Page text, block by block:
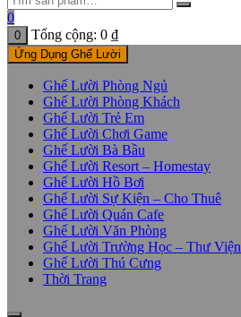
0
0 Tổng cộng: 0 ₫
Ứng Dụng Ghế Lười
Ghế Lười Phòng Ngủ
Ghế Lười Phòng Khách
Ghế Lười Trẻ Em
Ghế Lười Chơi Game
Ghế Lười Bà Bầu
Ghế Lười Resort – Homestay
Ghế Lười Hồ Bơi
Ghế Lười Sự Kiện – Cho Thuê
Ghế Lười Quán Cafe
Ghế Lười Văn Phòng
Ghế Lười Trường Học – Thư Viện
Ghế Lười Thú Cưng
Thời Trang